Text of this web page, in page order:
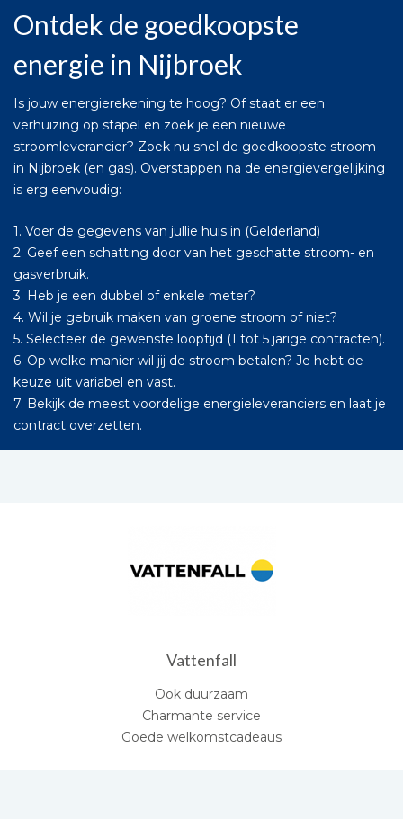
Ontdek de goedkoopste
energie in Nijbroek
Is jouw energierekening te hoog? Of staat er een
verhuizing op stapel en zoek je een nieuwe
stroomleverancier? Zoek nu snel de goedkoopste stroom
in Nijbroek (en gas). Overstappen na de energievergelijking
is erg eenvoudig:
1. Voer de gegevens van jullie huis in (Gelderland)
2. Geef een schatting door van het geschatte stroom- en
gasverbruik.
3. Heb je een dubbel of enkele meter?
4. Wil je gebruik maken van groene stroom of niet?
5. Selecteer de gewenste looptijd (1 tot 5 jarige contracten).
6. Op welke manier wil jij de stroom betalen? Je hebt de
keuze uit variabel en vast.
7. Bekijk de meest voordelige energieleveranciers en laat je
contract overzetten.
Vattenfall
Ook duurzaam
Charmante service
Goede welkomstcadeaus